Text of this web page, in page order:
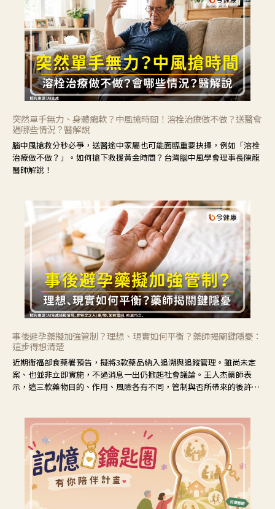
突然單手無力、身體癱軟？中風搶時間！溶栓治療做不做？送醫會
遇哪些情況？醫解說
腦中風搶救分秒必爭，送醫途中家屬也可能面臨重要抉擇，例如「溶栓
治療做不做？」。如何搶下救援黃金時間？台灣腦中風學會理事長陳龍
醫師解說！
事後避孕藥擬加強管制？理想、現實如何平衡？藥師揭關鍵隱憂：
這步得想清楚
近期衛福部食藥署預告，擬將3款藥品納入追溯與追蹤管理。雖尚未定
案、也並非立即實施，不過消息一出仍掀起社會議論。王人杰藥師表
示，這三款藥物目的、作用、風險各有不同，管制與否所帶來的後許影